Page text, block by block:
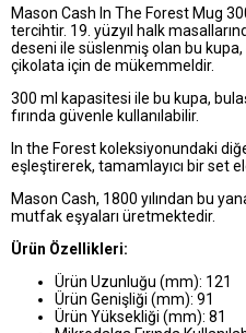
Mason Cash In The Forest Mug
tercihtir. 19. yüzyıl halk
deseni ile süslenmiş olan bu kupa,
çikolata için de mükemmeldir.
300 ml kapasitesi ile bu kupa,
fırında güvenle kullanılabilir.
In the Forest koleksiyonundaki
eşleştirerek, tamamlayıcı bir set
Mason Cash, 1800 yılından bu
mutfak eşyaları üretmektedir.
Ürün Özellikleri:
Ürün Uzunluğu (mm): 121
Ürün Genişliği (mm): 91
Ürün Yüksekliği (mm): 81